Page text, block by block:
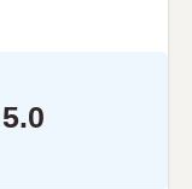
5.0